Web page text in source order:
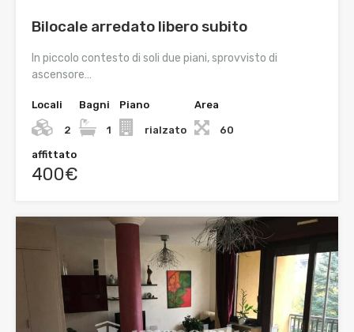
Bilocale arredato libero subito
In piccolo contesto di soli due piani, sprovvisto di
ascensore…
Locali
2
Bagni
1
Piano
rialzato
Area
60
affittato
400€